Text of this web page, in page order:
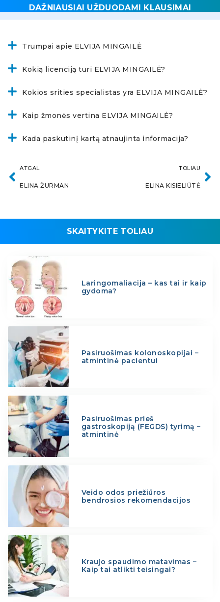
DAŽNIAUSIAI UŽDUODAMI KLAUSIMAI
Trumpai apie ELVIJA MINGAILĖ
Kokią licenciją turi ELVIJA MINGAILĖ?
Kokios srities specialistas yra ELVIJA MINGAILĖ?
Kaip žmonės vertina ELVIJA MINGAILĖ?
Kada paskutinį kartą atnaujinta informacija?
ATGAL
ELINA ŽURMAN
TOLIAU
ELINA KISIELIŪTĖ
SKAITYKITE TOLIAU
Laringomaliacija – kas tai ir kaip
gydoma?
Pasiruošimas kolonoskopijai –
atmintinė pacientui
Pasiruošimas prieš
gastroskopiją (FEGDS) tyrimą –
atmintinė
Veido odos priežiūros
bendrosios rekomendacijos
Kraujo spaudimo matavimas –
Kaip tai atlikti teisingai?